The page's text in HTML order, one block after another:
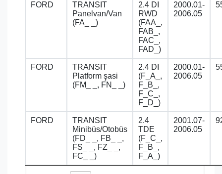
FORD
TRANSIT
Panelvan/Van
(FA_ _)
2.4 DI
RWD
(FAA_,
FAB_,
FAC_,
FAD_)
2000.01-
2006.05
FORD
TRANSIT
Platform şasi
(FM_ _, FN_ _)
2.4 DI
(F_A_,
F_B_,
F_C_,
F_D_)
2000.01-
2006.05
FORD
TRANSIT
Minibüs/Otobüs
(FD_ _, FB_ _,
FS_ _, FZ_ _,
FC_ _)
2.4
TDE
(F_C_,
F_B_,
F_A_)
2001.07-
2006.05